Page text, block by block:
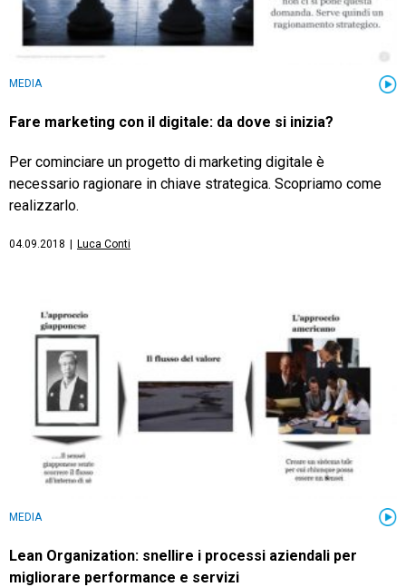
MEDIA
Fare marketing con il digitale: da dove si inizia?
Per cominciare un progetto di marketing digitale è
necessario ragionare in chiave strategica. Scopriamo come
realizzarlo.
04.09.2018 Luca Conti
MEDIA
Lean Organization: snellire i processi aziendali per
migliorare performance e servizi